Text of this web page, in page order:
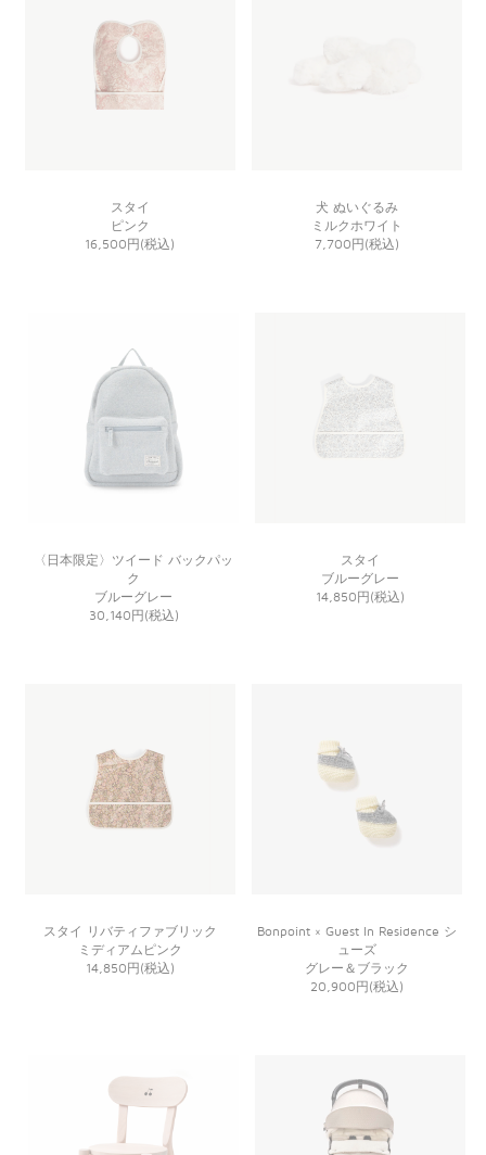
スタイ
ピンク
16,500円(税込)
犬 ぬいぐるみ
ミルクホワイト
7,700円(税込)
〈日本限定〉ツイード バックパッ
ク
ブルーグレー
30,140円(税込)
スタイ
ブルーグレー
14,850円(税込)
スタイ リバティファブリック
ミディアムピンク
14,850円(税込)
Bonpoint × Guest In Residence シ
ューズ
グレー＆ブラック
20,900円(税込)